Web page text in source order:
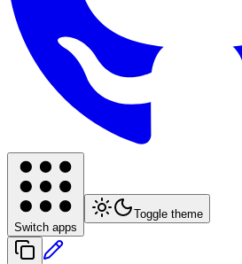
Switch apps
Toggle theme